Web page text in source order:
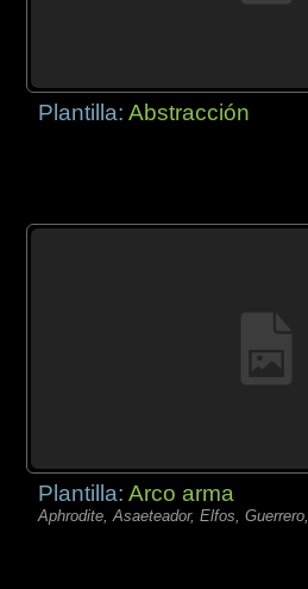
Plantilla:Abstracción
Plantilla:Arco arma
Aphrodite, Asaeteador, Elfos, Guerrero,